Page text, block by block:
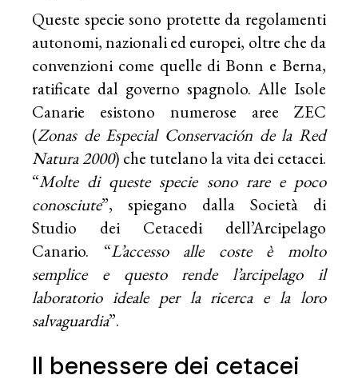
Queste specie sono protette da regolamenti
autonomi, nazionali ed europei, oltre che da
convenzioni come quelle di Bonn e Berna,
ratificate dal governo spagnolo. Alle Isole
Canarie esistono numerose aree ZEC
(Zonas de Especial Conservación de la Red
Natura 2000) che tutelano la vita dei cetacei.
“Molte di queste specie sono rare e poco
conosciute”, spiegano dalla Società di
Studio dei Cetacedi dell’Arcipelago
Canario. “L’accesso alle coste è molto
semplice e questo rende l’arcipelago il
laboratorio ideale per la ricerca e la loro
salvaguardia”.
Il benessere dei cetacei